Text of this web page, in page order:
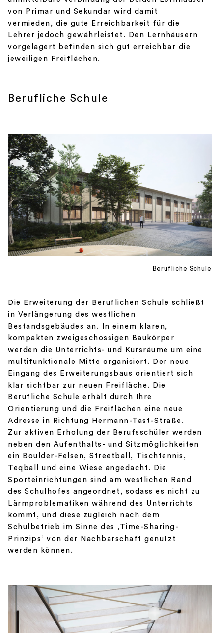
von Primar und Sekundar wird damit
vermieden, die gute Erreichbarkeit für die
Lehrer jedoch gewährleistet. Den Lernhäusern
vorgelagert befinden sich gut erreichbar die
jeweiligen Freiflächen.
Berufliche Schule
Berufliche Schule
Die Erweiterung der Beruflichen Schule schließt
in Verlängerung des westlichen
Bestandsgebäudes an. In einem klaren,
kompakten zweigeschossigen Baukörper
werden die Unterrichts- und Kursräume um eine
multifunktionale Mitte organisiert. Der neue
Eingang des Erweiterungsbaus orientiert sich
klar sichtbar zur neuen Freifläche. Die
Berufliche Schule erhält durch Ihre
Orientierung und die Freiflächen eine neue
Adresse in Richtung Hermann-Tast-Straße.
Zur aktiven Erholung der Berufsschüler werden
neben den Aufenthalts- und Sitzmöglichkeiten
ein Boulder-Felsen, Streetball, Tischtennis,
Teqball und eine Wiese angedacht. Die
Sporteinrichtungen sind am westlichen Rand
des Schulhofes angeordnet, sodass es nicht zu
Lärmproblematiken während des Unterrichts
kommt, und diese zugleich nach dem
Schulbetrieb im Sinne des ‚Time-Sharing-
Prinzips‘ von der Nachbarschaft genutzt
werden können.